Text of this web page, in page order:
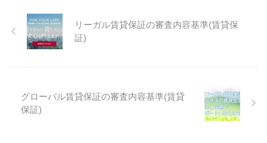
て書いてみました 和室っていい
よね？ 和室は日本古来の間取り
だとは思いますが、最近はどちら
ンスがしにくい。という事もその
要因の一つです。 ただ、新築物
件でも根強く和室を採用している
リーガル賃貸保証の審査内容基準(賃貸保
証)
グローバル賃貸保証の審査内容基準(賃貸
保証)